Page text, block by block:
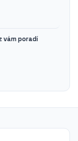
vám poradí